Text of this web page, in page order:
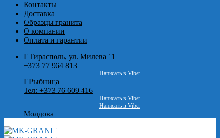
Контакты
Доставка
Образцы гранита
О компании
Оплата и гарантии
Г.Тирасполь, ул. Милева 11
+373 77 964 813
Написать в Viber
Г.Рыбница
Тел: +373 76 609 416
Написать в Viber
Написать в Viber
Молдова